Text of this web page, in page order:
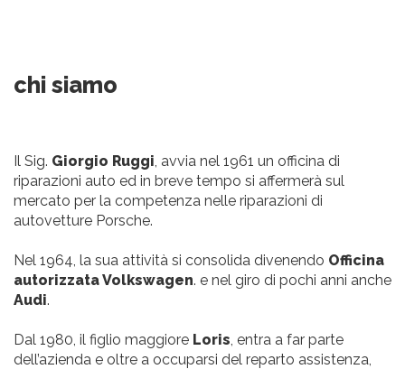
chi siamo
Il Sig. Giorgio Ruggi , avvia nel 1961 un officina di
riparazioni auto ed in breve tempo si affermerà sul
mercato per la competenza nelle riparazioni di
autovetture Porsche.
Nel 1964, la sua attività si consolida divenendo Officina
autorizzata Volkswagen. e nel giro di pochi anni anche
Audi.
Dal 1980, il figlio maggiore Loris , entra a far parte
dell’azienda e oltre a occuparsi del reparto assistenza,